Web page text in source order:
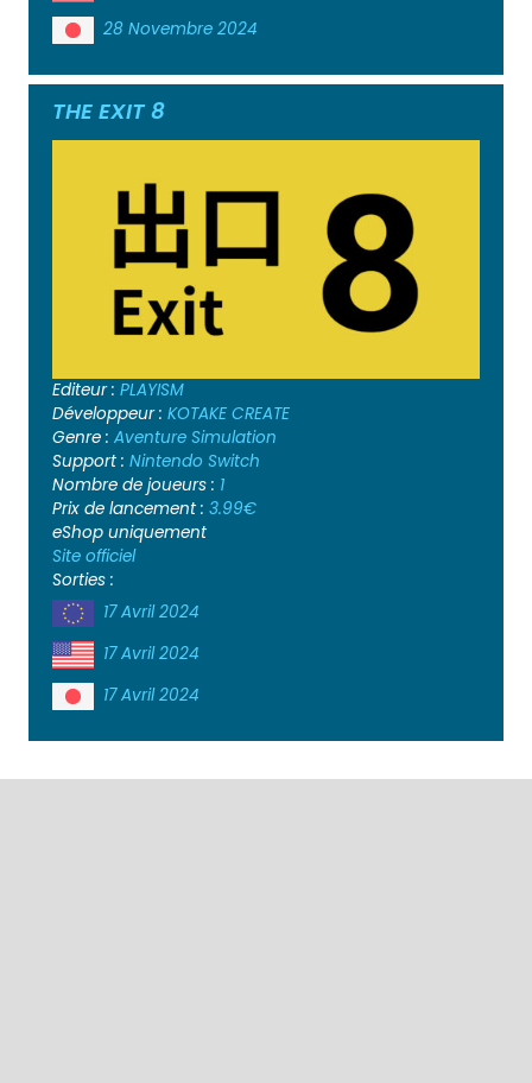
28 Novembre 2024
THE EXIT 8
Editeur : PLAYISM
Développeur : KOTAKE CREATE
Genre : Aventure Simulation
Support : Nintendo Switch
Nombre de joueurs : 1
Prix de lancement : 3.99€
eShop uniquement
Site officiel
Sorties :
17 Avril 2024
17 Avril 2024
17 Avril 2024